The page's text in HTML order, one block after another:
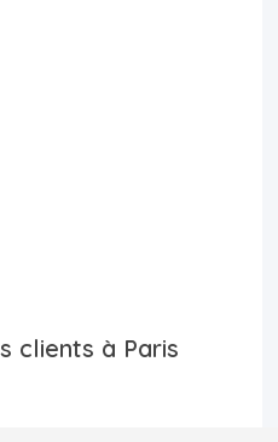
clients à Paris